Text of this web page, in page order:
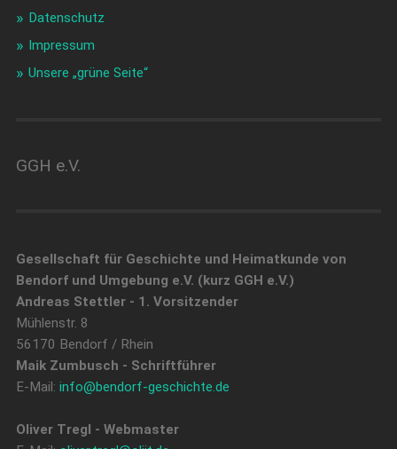
Datenschutz
Impressum
Unsere „grüne Seite“
GGH e.V.
Gesellschaft für Geschichte und Heimatkunde von
Bendorf und Umgebung e.V. (kurz GGH e.V.)
Andreas Stettler - 1. Vorsitzender
Mühlenstr. 8
56170 Bendorf / Rhein
Maik Zumbusch - Schriftführer
E-Mail: info@bendorf-geschichte.de
Oliver Tregl - Webmaster